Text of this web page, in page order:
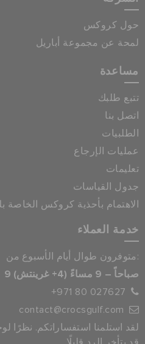
حول كروكس
لمحة عن مجموعة أباريل
مساعدة
تتبع طلبك
اتصل بنا
الطلبيات
عمليات الإرجاع
تعليمات
جدول القياسات
الاهتمام بأحذية كروكس الخاصة
خدمة العملاء
متوفرون طوال أيام الأسبوع من:
9 صباحاً – 9 مساءً (4+ غرينتش)
+971 80 027627
contact@crocsgulf.com
لقد استلمنا استفساراتكم.
قد يتأخر الرد قليلًا